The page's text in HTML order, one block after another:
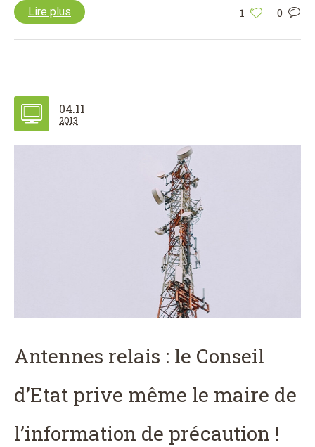
1 0
Lire plus
04.11
2013
Antennes relais : le Conseil
d’Etat prive même le maire de
l’information de précaution !